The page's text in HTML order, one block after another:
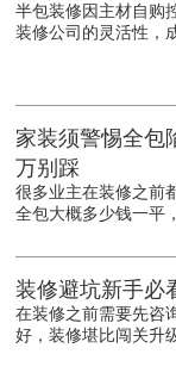
半包装修因主材自购
装修公司的灵活性，
家装须警惕全包
万别踩
很多业主在装修之前
全包大概多少钱一平
装修避坑新手必
在装修之前需要先咨
好，装修堪比闯关升